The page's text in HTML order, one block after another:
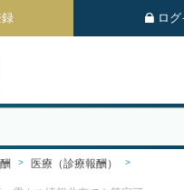
ロ
医療（診療報酬）